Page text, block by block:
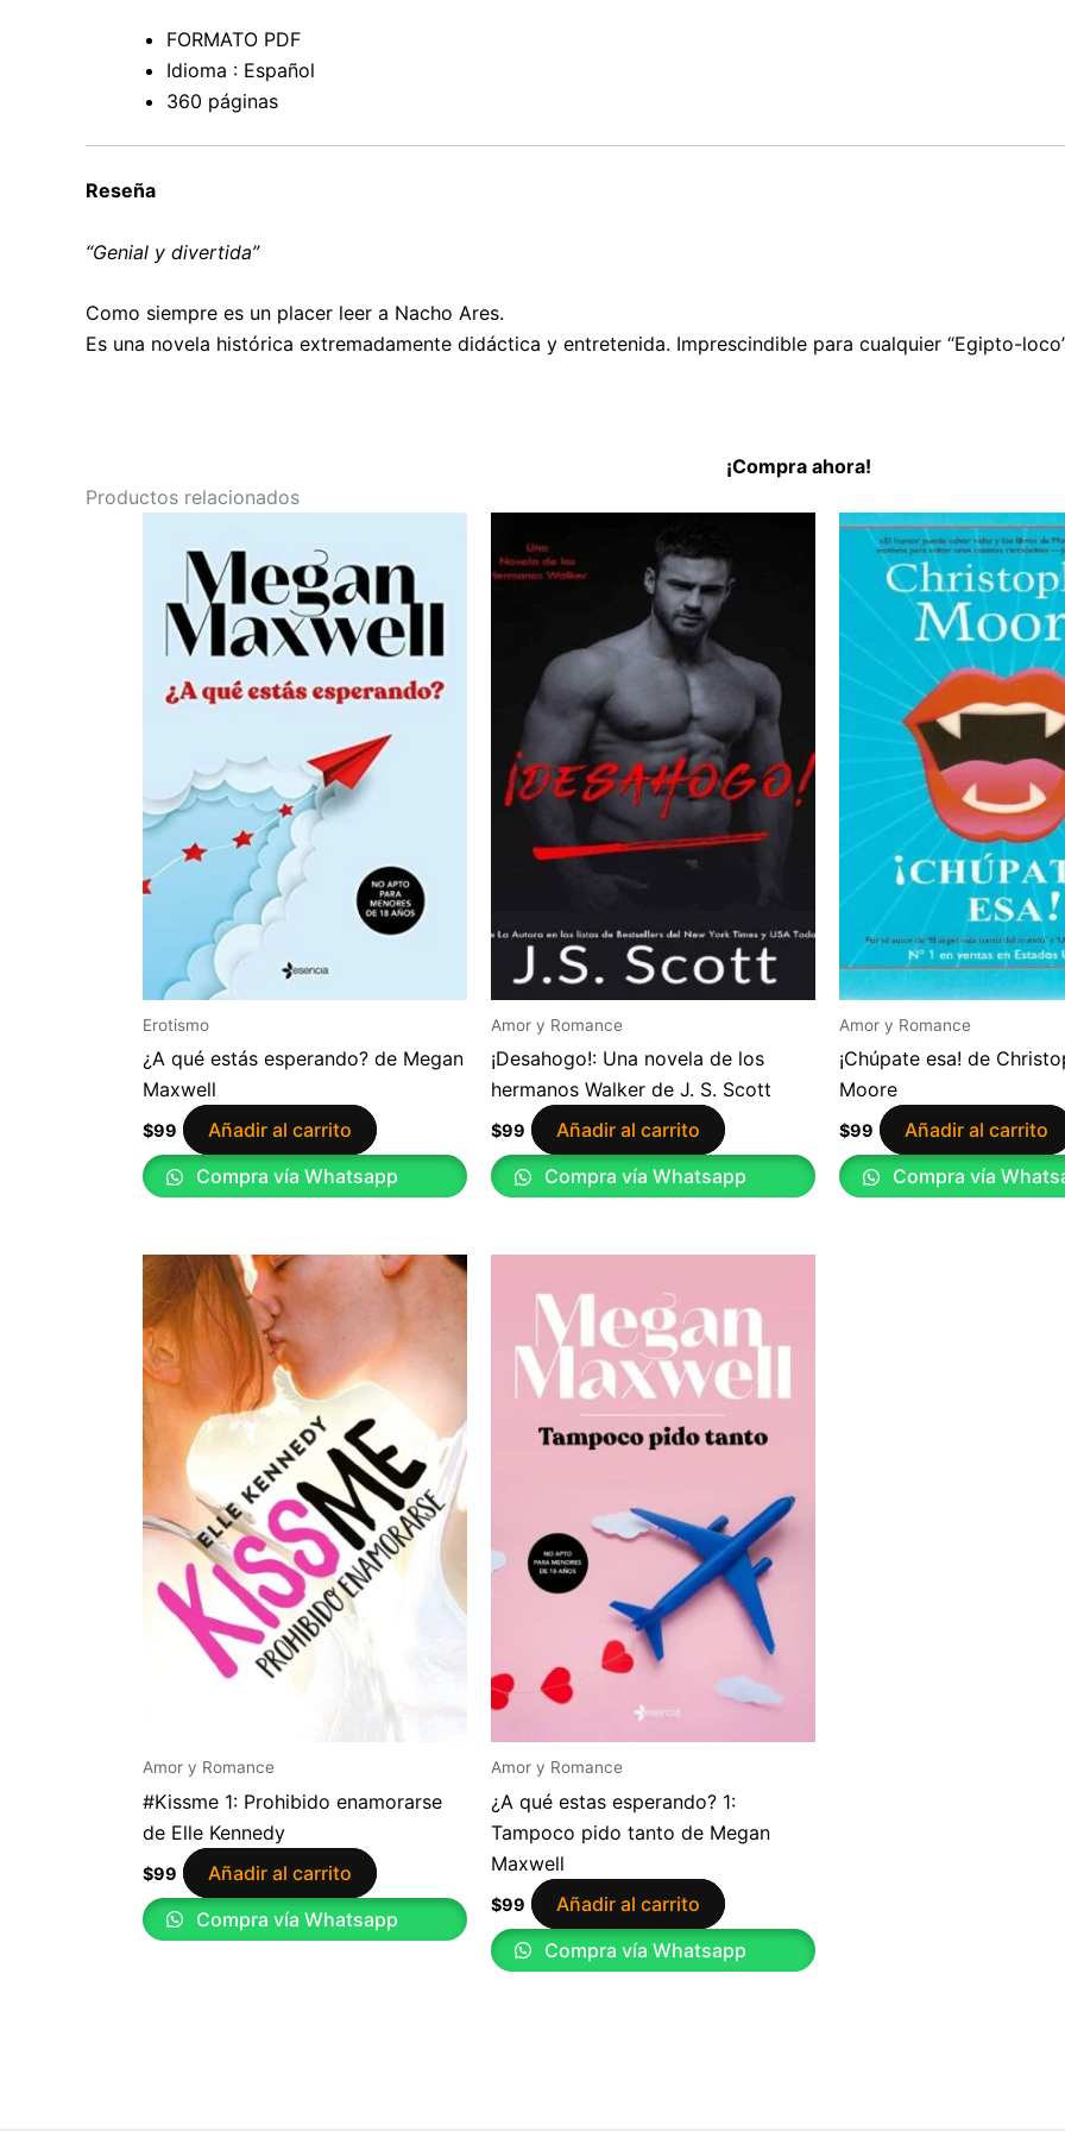
FORMATO PDF
Idioma : Español
360 páginas
Reseña
“Genial y divertida”
Como siempre es un placer leer a Nacho Ares.
Es una novela histórica extremadamente didáctica y entretenida. Imprescindible para cualquier “Egipto-
¡Compra ahora!
Productos relacionados
Erotismo
¿A qué estás esperando? de Megan
Maxwell
$99
Añadir al carrito
Compra vía Whatsapp
Amor y Romance
¡Desahogo!: Una novela de los
hermanos Walker de J. S. Scott
$99
Añadir al carrito
Compra vía Whatsapp
Amor y Romance
¡Chúpate esa! de
Moore
$99
Añadir al carrito
Compra vía
Amor y Romance
#Kissme 1: Prohibido enamorarse
de Elle Kennedy
$99
Añadir al carrito
Compra vía Whatsapp
Amor y Romance
¿A qué estas esperando? 1:
Tampoco pido tanto de Megan
Maxwell
$99
Añadir al carrito
Compra vía Whatsapp